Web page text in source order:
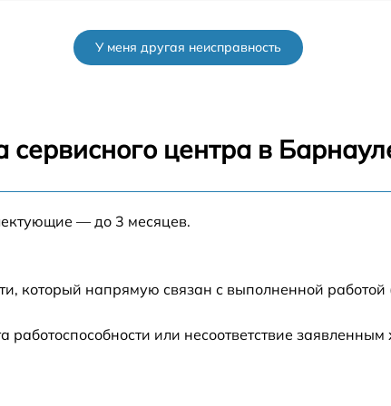
от 40 мин
от 60 мин
У меня другая неисправность
сервисного центра в
— до 3 месяцев.
который напрямую связан с выполненной
или несоответствие